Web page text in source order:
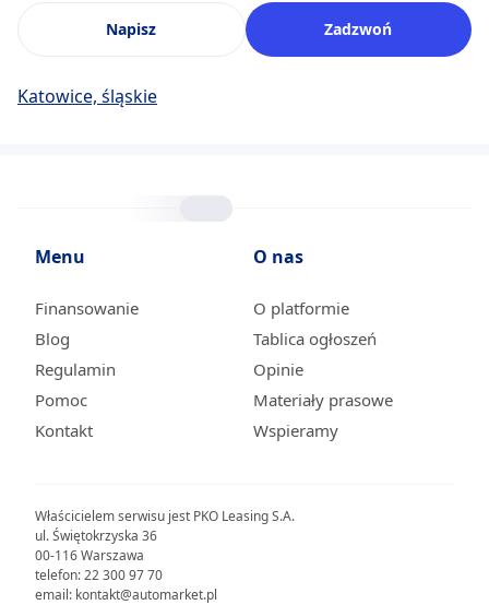
Napisz Zadzwoń
Katowice, śląskie
Właścicielem serwisu jest PKO Leasing S.A.
ul. Świętokrzyska 36
00-116 Warszawa
telefon: 22 300 97 70
email: kontakt@automarket.pl
Menu
Finansowanie
Blog
Regulamin
Pomoc
Kontakt
O nas
O platformie
Tablica ogłoszeń
Opinie
Materiały prasowe
Wspieramy